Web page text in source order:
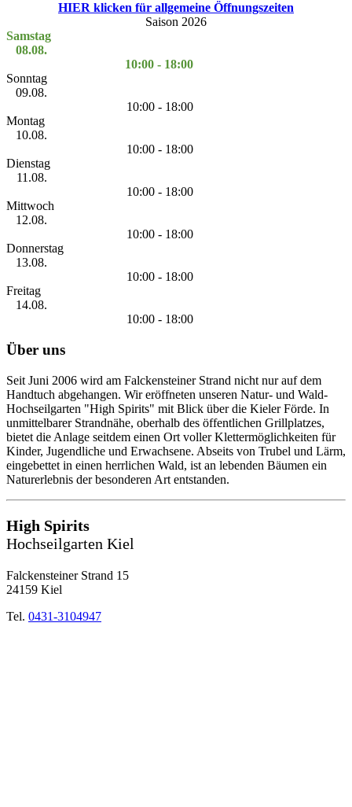
HIER klicken für allgemeine Öffnungszeiten
Saison 2026
Samstag
08.08.
10:00 - 18:00
Sonntag
09.08.
10:00 - 18:00
Montag
10.08.
10:00 - 18:00
Dienstag
11.08.
10:00 - 18:00
Mittwoch
12.08.
10:00 - 18:00
Donnerstag
13.08.
10:00 - 18:00
Freitag
14.08.
10:00 - 18:00
Über uns
Seit Juni 2006 wird am Falckensteiner Strand nicht nur auf dem
Handtuch abgehangen. Wir eröffneten unseren Natur- und Wald-
Hochseilgarten "High Spirits" mit Blick über die Kieler Förde. In
unmittelbarer Strandnähe, oberhalb des öffentlichen Grillplatzes,
bietet die Anlage seitdem einen Ort voller Klettermöglichkeiten für
Kinder, Jugendliche und Erwachsene. Abseits von Trubel und Lärm,
eingebettet in einen herrlichen Wald, ist an lebenden Bäumen ein
Naturerlebnis der besonderen Art entstanden.
High Spirits
Hochseilgarten Kiel
Falckensteiner Strand 15
24159 Kiel
Tel. 0431-3104947